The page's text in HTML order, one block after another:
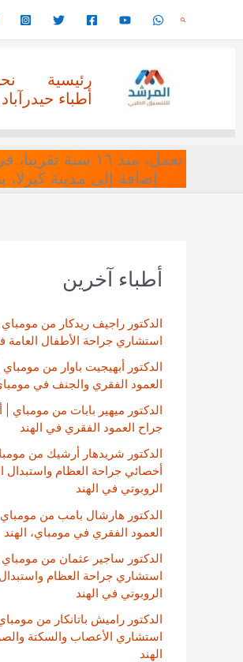
البحث
رئيسية
أطباء حيدرآباد
نعمل، منذ ١٦
إضافة إلى مدينة كيرلا،
أطباء آخرين
الدكتور راجيف ريدكار من
استشاري جراحة الأطفال العامة
الدكتور أبهيجيت باوار من
العمود الفقري والجنف في
الدكتور ميهير بابات من مومباي
جراح العمود الفقري في الهند
الدكتور شريدهار أرشيك من
أخصائي جراحة العظام واستبدال
الروبوتي في الهند
الدكتور هارشال بامب من
العمود الفقري في مومباي، الهند
الدكتور ساجير عثمان من
استشاري جراحة العظام
الروبوتي في الهند
الدكتور راميش باتانكار من
استشاري الأعصاب والسكتة
الهند